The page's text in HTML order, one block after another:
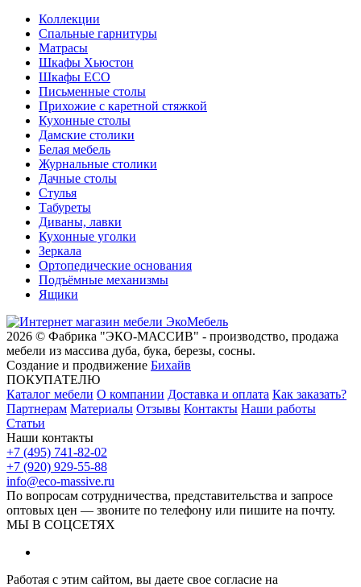
Коллекции
Спальные гарнитуры
Матрасы
Шкафы Хьюстон
Шкафы ECO
Письменные столы
Прихожие с каретной стяжкой
Кухонные столы
Дамские столики
Белая мебель
Журнальные столики
Дачные столы
Стулья
Табуреты
Диваны, лавки
Кухонные уголки
Зеркала
Ортопедические основания
Подъёмные механизмы
Ящики
2026 © Фабрика "ЭКО-МАССИВ" - производство, продажа
мебели из массива дуба, бука, березы, сосны.
Создание и продвижение Бихайв
ПОКУПАТЕЛЮ
Каталог мебели О компании Доставка и оплата Как заказать?
Партнерам Материалы Отзывы Контакты Наши работы
Статьи
Наши контакты
+7 (495) 741-82-02
+7 (920) 929-55-88
info@eco-massive.ru
По вопросам сотрудничества, представи­тельства и запросе
оптовых цен — звоните по телефону или пишите на почту.
МЫ В СОЦСЕТЯХ
Работая с этим сайтом, вы даете свое согласие на